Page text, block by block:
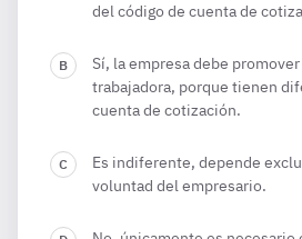
del código de cuenta de
Sí, la empresa debe
trabajadora, porque tienen
cuenta de cotización.
Es indiferente, depende
voluntad del empresario.